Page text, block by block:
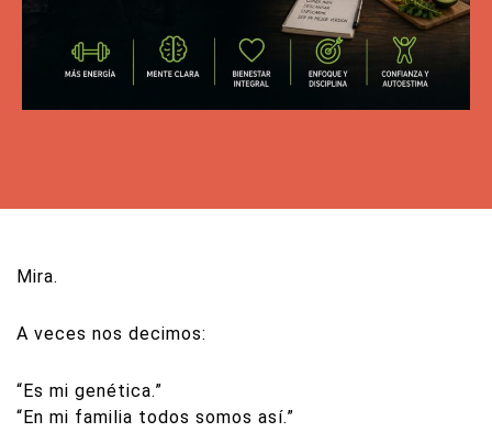
Mira.
A veces nos decimos:
“Es mi genética.”
“En mi familia todos somos así.”